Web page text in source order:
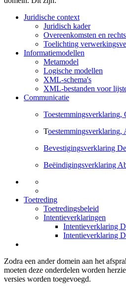
Juridische context
Juridisch kader
Overeenkomsten en
Toelichting
Informatiemodellen
Metamodel
Logische modellen
XML-schema's
XML-bestanden voor
Communicatie
Toestemmingsverklaring,
Toestemmingsverklaring,
Bevestigingsverklaring
Beëindigingsverklaring
Toetreding
Toetredingsbeleid
Intentieverklaringen
Intentieverklaring
Intentieverklaring
Zodra een ander domein aan het
moeten deze onderdelen worden
versies worden toegevoegd.